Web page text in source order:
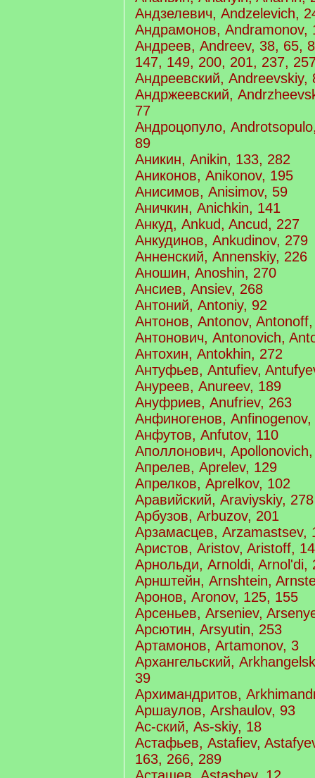
Андзелевич, Andzelevich,
Андрамонов, Andramonov,
Андреев, Andreev, 38, 65,
147, 149, 200, 201, 237,
Андреевский, Andreevskiy,
Андржеевский,
77
Андроцопуло,
89
Аникин, Anikin, 133, 282
Аниконов, Anikonov, 195
Анисимов, Anisimov, 59
Аничкин, Anichkin, 141
Анкуд, Ankud, Ancud, 227
Анкудинов, Ankudinov, 279
Анненский, Annenskiy, 226
Аношин, Anoshin, 270
Ансиев, Ansiev, 268
Антоний, Antoniy, 92
Антонов, Antonov,
Антонович, Antonovich,
Антохин, Antokhin, 272
Антуфьев, Antufiev,
Ануреев, Anureev, 189
Ануфриев, Anufriev, 263
Анфиногенов,
Анфутов, Anfutov, 110
Аполлонович,
Апрелев, Aprelev, 129
Апрелков, Aprelkov, 102
Аравийский, Araviyskiy, 278
Арбузов, Arbuzov, 201
Арзамасцев, Arzamastsev,
Аристов, Aristov, Aristoff,
Арнольди, Arnoldi, Arnol'di,
Арнштейн, Arnshtein,
Аронов, Aronov, 125, 155
Арсеньев, Arseniev,
Арсютин, Arsyutin, 253
Артамонов, Artamonov, 3
Архангельский,
39
Архимандритов,
Аршаулов, Arshaulov, 93
Ас-ский, As-skiy, 18
Астафьев, Astafiev,
163, 266, 289